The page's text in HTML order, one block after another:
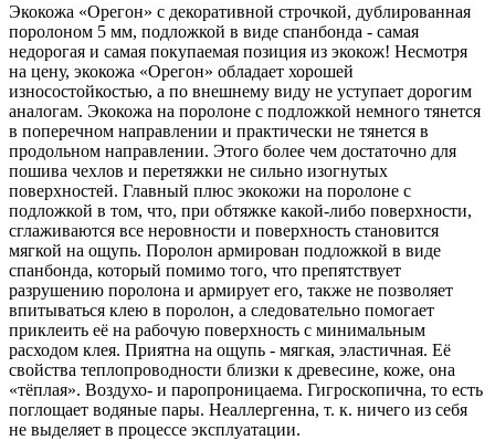
Экокожа «Орегон» с декоративной строчкой, дублированная
поролоном 5 мм, подложкой в виде спанбонда - самая
недорогая и самая покупаемая позиция из экокож! Несмотря
на цену, экокожа «Орегон» обладает хорошей
износостойкостью, а по внешнему виду не уступает дорогим
аналогам. Экокожа на поролоне с подложкой немного тянется
в поперечном направлении и практически не тянется в
продольном направлении. Этого более чем достаточно для
пошива чехлов и перетяжки не сильно изогнутых
поверхностей. Главный плюс экокожи на поролоне с
подложкой в том, что, при обтяжке какой-либо поверхности,
сглаживаются все неровности и поверхность становится
мягкой на ощупь. Поролон армирован подложкой в виде
спанбонда, который помимо того, что препятствует
разрушению поролона и армирует его, также не позволяет
впитываться клею в поролон, а следовательно помогает
приклеить её на рабочую поверхность с минимальным
расходом клея. Приятна на ощупь - мягкая, эластичная. Её
свойства теплопроводности близки к древесине, коже, она
«тёплая». Воздухо- и паропроницаема. Гигроскопична, то есть
поглощает водяные пары. Неаллергенна, т. к. ничего из себя
не выделяет в процессе эксплуатации.